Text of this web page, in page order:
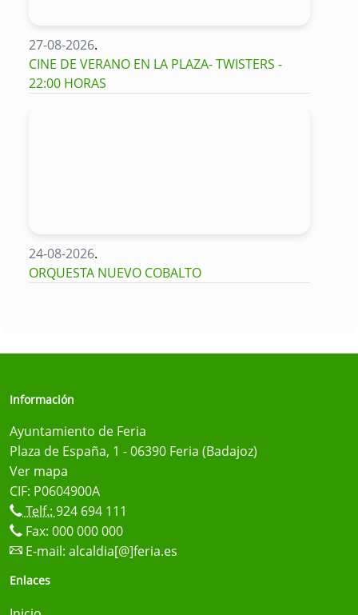
27-08-2026.
CINE DE VERANO EN LA PLAZA- TWISTERS -
22:00 HORAS
24-08-2026.
ORQUESTA NUEVO COBALTO
Información
Ayuntamiento de Feria
Plaza de España, 1 - 06390 Feria (Badajoz)
Ver mapa
CIF: P0604900A
Telf.: 924 694 111
Fax: 000 000 000
E-mail: alcaldia[@]feria.es
Enlaces